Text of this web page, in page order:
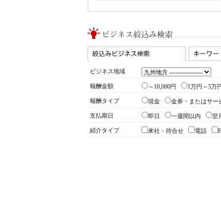
ビジネス地域
報酬金額 ～10,000円 1万円～5万
報酬タイプ 現金 金券・またはサー
支払期日 即日 一週間以内 翌
紹介タイプ 来社・待合せ 電話